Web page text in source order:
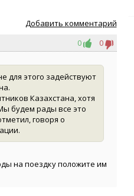
Добавить комментарий
0 0
для этого задействуют
Казахстана, хотя
будем рады все это
говоря о
на поездку положите им